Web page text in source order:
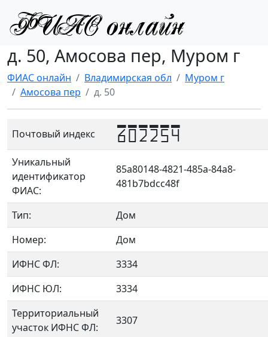
д. 50, Амосова пер, Муром г
ФИАС онлайн Владимирская обл
Муром г
Амосова пер
д. 50
Почтовый индекс 602254
Уникальный
идентификатор
ФИАС:
85a80148-4821-485a-84a8-
481b7bdcc48f
Тип:
Дом
Номер:
Дом
ИФНС ФЛ:
3334
ИФНС ЮЛ:
3334
Территориальный
участок ИФНС ФЛ:
3307